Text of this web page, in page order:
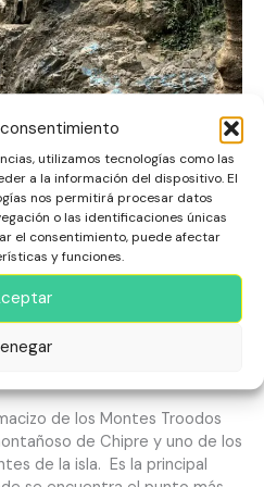
utilizamos tecnologías como las
a la información del dispositivo. El
nos permitirá procesar datos
o las identificaciones únicas
el consentimiento, puede afectar
y funciones.
el Monte
de
Monasterio de
de los Montes Troodos
de Chipre y uno de los
de la isla. Es la principal